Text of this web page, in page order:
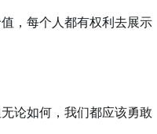
，每个人都有权利去展示
论如何，我们都应该勇敢